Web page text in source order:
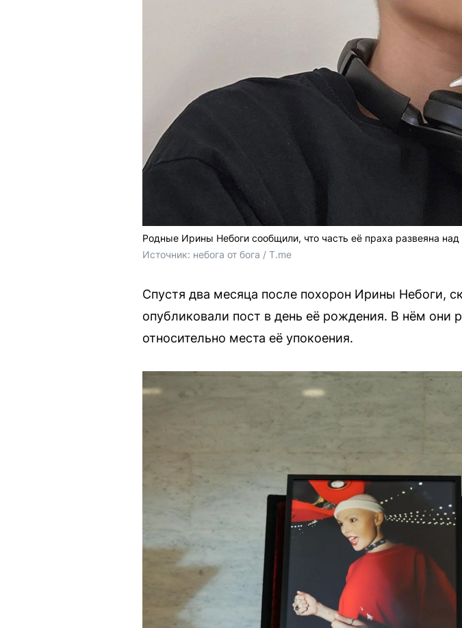
Родные Ирины Небоги сообщили, что часть её праха развеяна
Источник: небога от бога / T.me
Спустя два месяца после похорон Ирины Небоги,
опубликовали пост в день её рождения. В нём они
относительно места её упокоения.